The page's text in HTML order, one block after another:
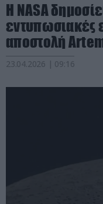
Η NASA
εντυπωσιακές
αποστολή
23.04.2026 | 09:16